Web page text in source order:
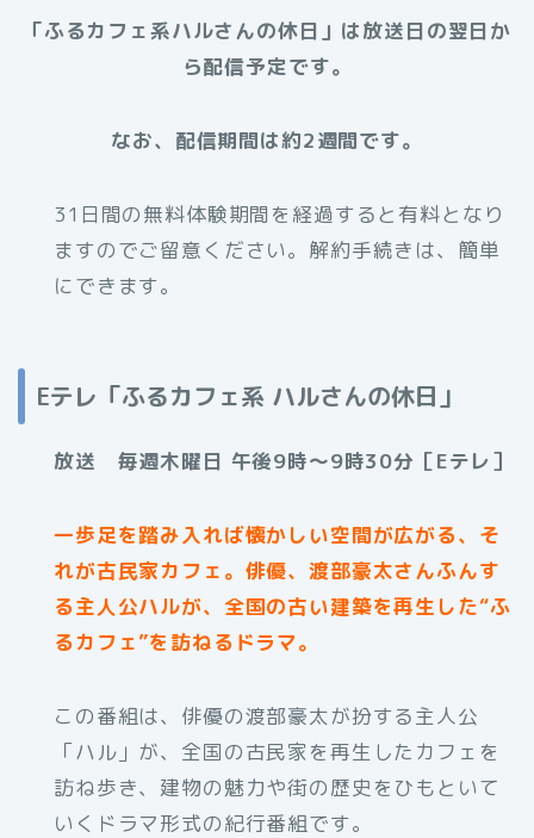
「ふるカフェ系ハルさんの休日」は放送日の翌日か
ら配信予定です。
なお、配信期間は約2週間です。
31日間の無料体験期間を経過すると有料となり
ますのでご留意ください。解約手続きは、簡単
にできます。
Eテレ「ふるカフェ系 ハルさんの休日」
放送 毎週木曜日 午後9時～9時30分［Eテレ］
一歩足を踏み入れば懐かしい空間が広がる、そ
れが古民家カフェ。俳優、渡部豪太さんふんす
る主人公ハルが、全国の古い建築を再生した“ふ
るカフェ”を訪ねるドラマ。
この番組は、俳優の渡部豪太が扮する主人公
「ハル」が、全国の古民家を再生したカフェを
訪ね歩き、建物の魅力や街の歴史をひもといて
いくドラマ形式の紀行番組です。